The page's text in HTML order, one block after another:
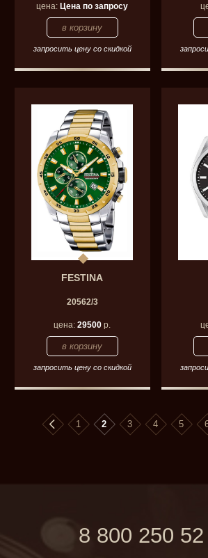
цена:Цена по запросу
запросить цену со скидкой
FESTINA
20562/3
цена:29500 р.
запросить цену со скидкой
1 2 3 4 5
8 800 250